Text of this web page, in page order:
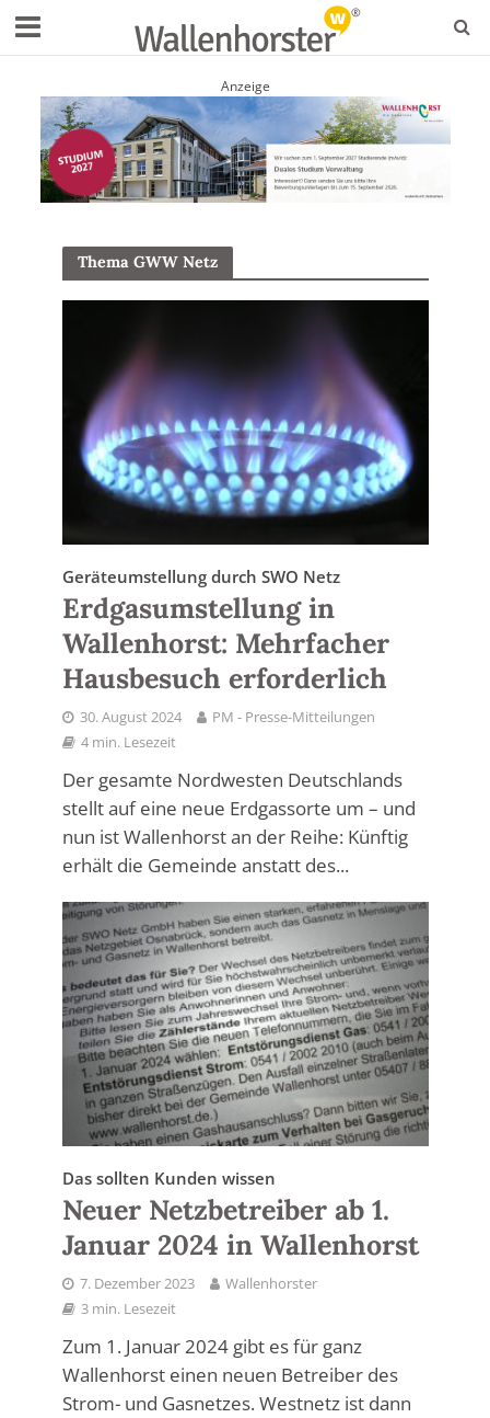
Anzeige
Thema GWW Netz
Geräteumstellung durch SWO Netz
Erdgasumstellung in
Wallenhorst: Mehrfacher
Hausbesuch erforderlich
30. August 2024
PM - Presse-Mitteilungen
4 min. Lesezeit
Der gesamte Nordwesten Deutschlands
stellt auf eine neue Erdgassorte um – und
nun ist Wallenhorst an der Reihe: Künftig
erhält die Gemeinde anstatt des...
Das sollten Kunden wissen
Neuer Netzbetreiber ab 1.
Januar 2024 in Wallenhorst
7. Dezember 2023
Wallenhorster
3 min. Lesezeit
Zum 1. Januar 2024 gibt es für ganz
Wallenhorst einen neuen Betreiber des
Strom- und Gasnetzes. Westnetz ist dann